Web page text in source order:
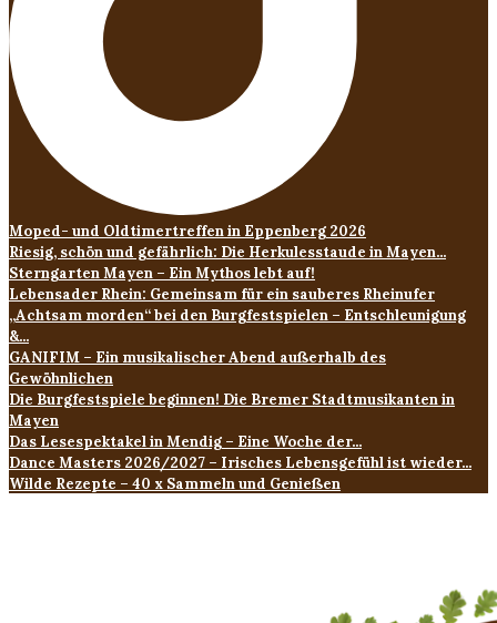
Moped- und Oldtimertreffen in Eppenberg 2026
Riesig, schön und gefährlich: Die Herkulesstaude in Mayen...
Sterngarten Mayen – Ein Mythos lebt auf!
Lebensader Rhein: Gemeinsam für ein sauberes Rheinufer
„Achtsam morden“ bei den Burgfestspielen – Entschleunigung
&...
GANIFIM – Ein musikalischer Abend außerhalb des
Gewöhnlichen
Die Burgfestspiele beginnen! Die Bremer Stadtmusikanten in
Mayen
Das Lesespektakel in Mendig – Eine Woche der...
Dance Masters 2026/2027 – Irisches Lebensgefühl ist wieder...
Wilde Rezepte – 40 x Sammeln und Genießen